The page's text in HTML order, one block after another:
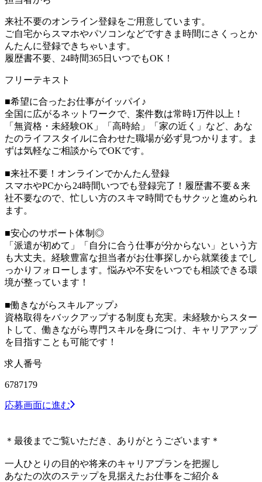
来社不要のオンライン登録をご用意しています。
ご自宅からスマホやパソコンなどですきま時間にさくっとか
んたんに登録できちゃいます。
履歴書不要、24時間365日いつでもOK！
フリーテキスト
■希望に合ったお仕事がイッパイ♪
全国に広がるネットワークで、案件数は常時1万件以上！
「無資格・未経験OK」「高時給」「家の近く」など、あな
たのライフスタイルに合わせた職場が必ず見つかります。ま
ずは気軽なご相談からでOKです。
■来社不要！オンラインでかんたん登録
スマホやPCから24時間いつでも登録完了！履歴書不要＆来
社不要なので、忙しい方のスキマ時間でもサクッと進められ
ます。
■安心のサポート体制◎
「派遣が初めて」「自分に合う仕事が分からない」という方
も大丈夫。経験豊富な担当者がお仕事探しから就業後までし
っかりフォローします。悩みや不安をいつでも相談できる環
境が整っています！
■働きながらスキルアップ♪
資格取得をバックアップする制度も充実。未経験からスター
トして、働きながら専門スキルを身につけ、キャリアアップ
を目指すことも可能です！
求人番号
6787179
応募画面に進む
＊最後までご覧いただき、ありがとうございます＊
一人ひとりの目的や将来のキャリアプランを把握し
あなたの次のステップを見据えたお仕事をご紹介＆